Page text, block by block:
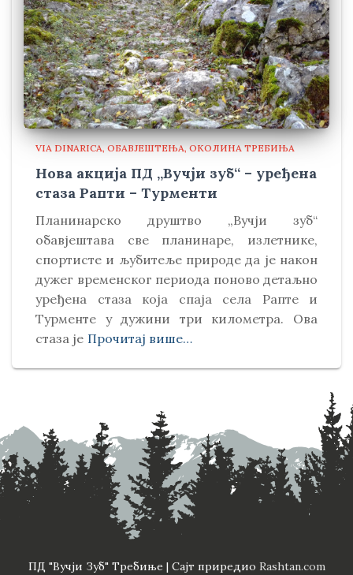
VIA DINARICA ОБАВЈЕШТЕЊА ОКОЛИНА ТРЕБИЊА
Нова акција ПД „Вучји зуб“ – уређена
стаза Рапти – Турменти
Планинарско друштво „Вучји зуб“
обавјештава све планинаре, излетнике,
спортисте и љубитеље природе да је након
дужег временског периода поново детаљно
уређена стаза која спаја села Рапте и
Турменте у дужини три километра. Ова
стаза је Прочитај више…
ПД "Вучји Зуб" Требиње | Сајт приредио Rashtan.com